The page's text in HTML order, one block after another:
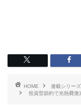
HOME 連載シリーズ
投資型節約で光熱費激